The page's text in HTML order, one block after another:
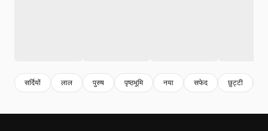
सर्दियों लाल पुरुष पृष्ठभूमि नया सफेद छुट्टी